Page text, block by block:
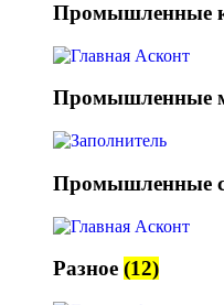
Промышленные
Промышленные
Промышленные
Разное (12)